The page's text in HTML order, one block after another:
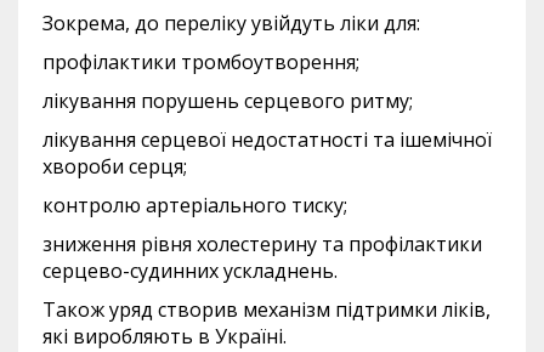
Зокрема, до переліку увійдуть ліки для:
профілактики тромбоутворення;
лікування порушень серцевого ритму;
лікування серцевої недостатності та ішемічної
хвороби серця;
контролю артеріального тиску;
зниження рівня холестерину та профілактики
серцево-судинних ускладнень.
Також уряд створив механізм підтримки ліків,
які виробляють в Україні.